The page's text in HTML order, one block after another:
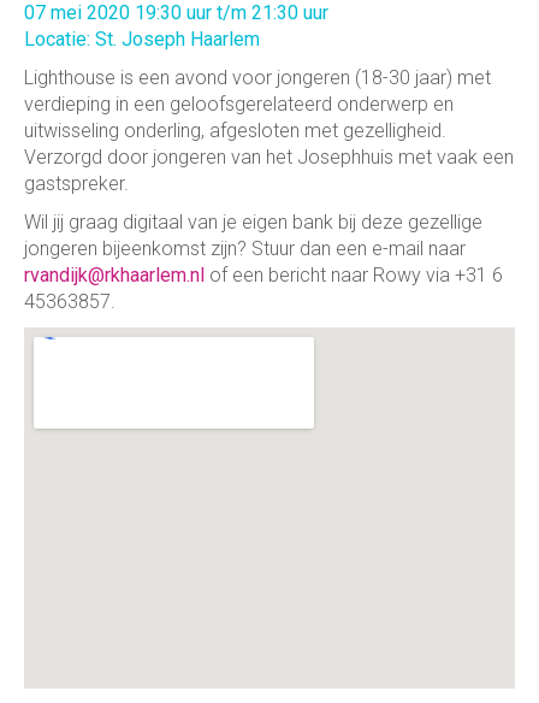
07 mei 2020 19:30 uur t/m 21:30 uur
Locatie: St. Joseph Haarlem
Lighthouse is een avond voor jongeren (18-30 jaar) met
verdieping in een geloofsgerelateerd onderwerp en
uitwisseling onderling, afgesloten met gezelligheid.
Verzorgd door jongeren van het Josephhuis met vaak een
gastspreker.
Wil jij graag digitaal van je eigen bank bij deze gezellige
jongeren bijeenkomst zijn? Stuur dan een e-mail naar
rvandijk@rkhaarlem.nl of een bericht naar Rowy via +31 6
45363857.